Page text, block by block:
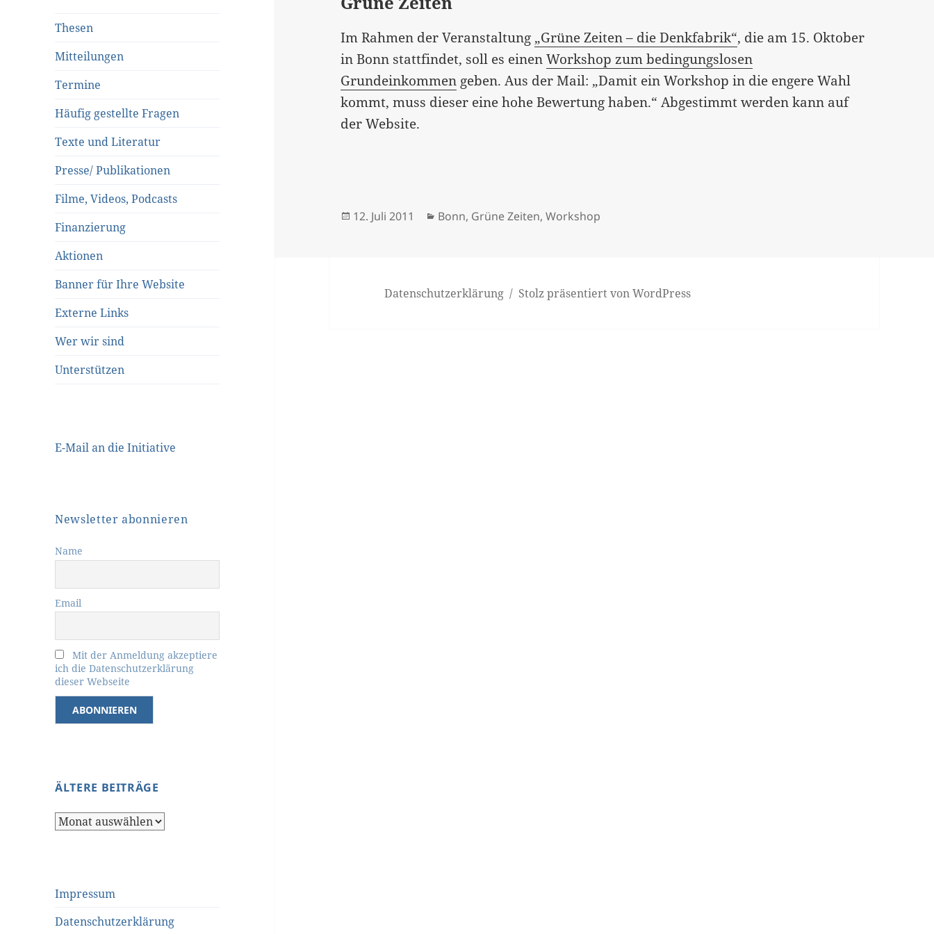
Thesen
Mitteilungen
Termine
Häufig gestellte Fragen
Texte und Literatur
Presse/ Publikationen
Filme, Videos, Podcasts
Finanzierung
Aktionen
Banner für Ihre Website
Externe Links
Wer wir sind
Unterstützen
E-Mail an die Initiative
Newsletter abonnieren
Name
Email
Mit der Anmeldung akzeptiere
ich die Datenschutzerklärung
dieser Webseite
ÄLTERE BEITRÄGE
Ältere
Impressum
Datenschutzerklärung
Im Rahmen der Veranstaltung „Grüne Zeiten – die Denkfabrik“, die am 15. Oktober
in Bonn stattfindet, soll es einenWorkshop zum bedingungslosen
Grundeinkommen geben. Aus der Mail: „Damit ein Workshop in die engere Wahl
kommt, muss dieser eine hohe Bewertung haben.“ Abgestimmt werden kann auf
der Website.
Veröffentlicht
12. Juli 2011 Kategorien
Bonn, Grüne Zeiten,Workshop
Datenschutzerklärung Stolz präsentiert von WordPress